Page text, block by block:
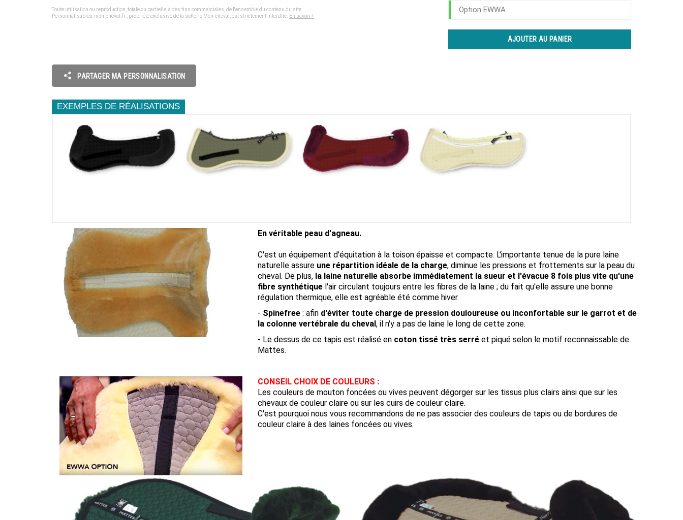
Toute utilisation ou reproduction, totale ou partielle, à des fins commerciales, de l'ensemble du contenu du site
Personnalisables.mon-cheval.fr , propriété exclusive de la sellerie Mon-cheval, est strictement interdite.
En savoir +
Option EWWA
AJOUTER AU PANIER
PARTAGER MA PERSONNALISATION
EXEMPLES DE RÉALISATIONS
En véritable peau d'agneau.
C'est un équipement d'équitation à la toison épaisse et compacte. L'importante tenue de la pure laine
naturelle assure une répartition idéale de la charge, diminue les pressions et frottements sur la peau du
cheval. De plus, la laine naturelle absorbe immédiatement la sueur et l'évacue 8 fois plus vite qu'une
fibre synthétique l'air circulant toujours entre les fibres de la laine ; du fait qu'elle assure une bonne
régulation thermique, elle est agréable été comme hiver.
- Spinefree : afin d'éviter toute charge de pression douloureuse ou inconfortable sur le garrot et de
la colonne vertébrale du cheval, il n'y a pas de laine le long de cette zone.
- Le dessus de ce tapis est réalisé en coton tissé très serré et piqué selon le motif reconnaissable de
Mattes.
CONSEIL CHOIX DE COULEURS :
Les couleurs de mouton foncées ou vives peuvent dégorger sur les tissus plus clairs ainsi que sur les
chevaux de couleur claire ou sur les cuirs de couleur claire.
C'est pourquoi nous vous recommandons de ne pas associer des couleurs de tapis ou de bordures de
couleur claire à des laines foncées ou vives.